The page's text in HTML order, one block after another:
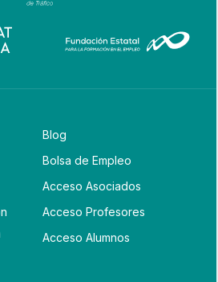
Blog
Bolsa de Empleo
Acceso Asociados
Acceso Profesores
Acceso Alumnos